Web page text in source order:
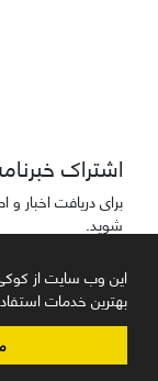
این وب سایت از کوکی
بهترین خدمات
اشتراک
برای دریافت اخبار
شوید.
سامانه مدیریت